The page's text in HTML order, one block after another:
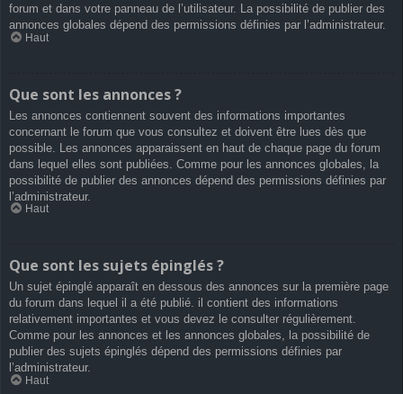
forum et dans votre panneau de l’utilisateur. La possibilité de publier des
annonces globales dépend des permissions définies par l’administrateur.
Haut
Que sont les annonces ?
Les annonces contiennent souvent des informations importantes
concernant le forum que vous consultez et doivent être lues dès que
possible. Les annonces apparaissent en haut de chaque page du forum
dans lequel elles sont publiées. Comme pour les annonces globales, la
possibilité de publier des annonces dépend des permissions définies par
l’administrateur.
Haut
Que sont les sujets épinglés ?
Un sujet épinglé apparaît en dessous des annonces sur la première page
du forum dans lequel il a été publié. il contient des informations
relativement importantes et vous devez le consulter régulièrement.
Comme pour les annonces et les annonces globales, la possibilité de
publier des sujets épinglés dépend des permissions définies par
l’administrateur.
Haut